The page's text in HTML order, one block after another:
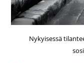
Nykyisessä